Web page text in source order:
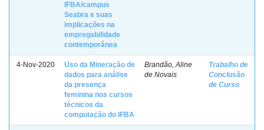
IFBA/campus
Seabra e suas
implicações na
empregabilidade
contemporânea
4-Nov-2020
Uso da Mineração de
dados para análise
da presença
feminina nos cursos
técnicos da
computação do IFBA
Brandão, Aline
de Novais
Trabalho de
Conclusão
de Curso